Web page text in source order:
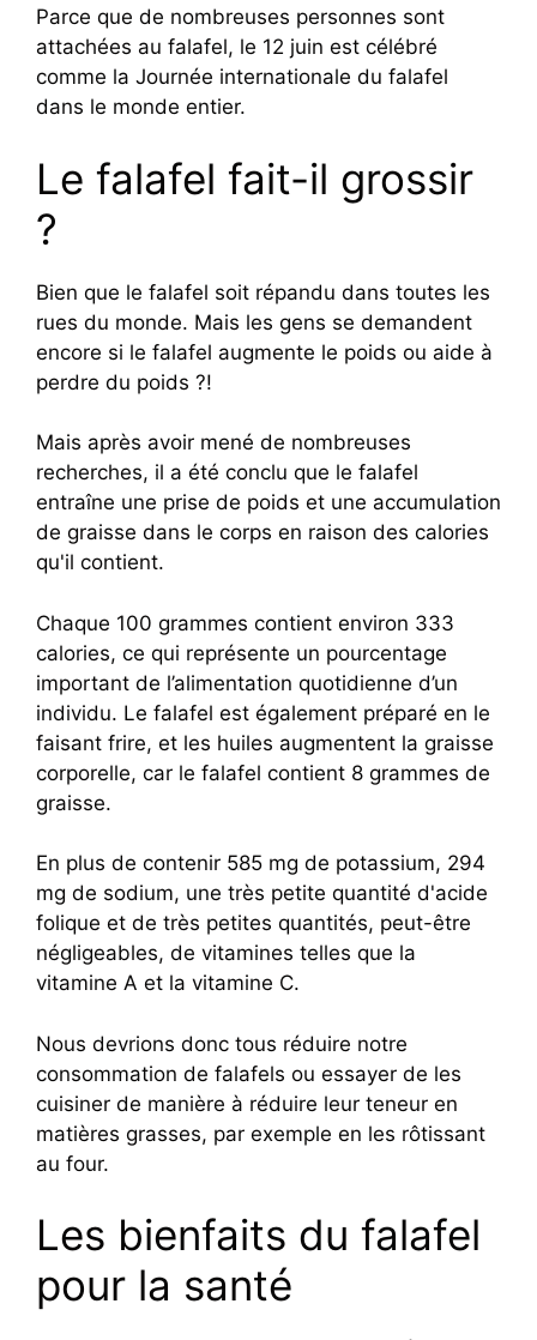
Parce que de nombreuses personnes sont
attachées au falafel, le 12 juin est célébré
comme la Journée internationale du falafel
dans le monde entier.
Le falafel fait-il grossir
?
Bien que le falafel soit répandu dans toutes les
rues du monde. Mais les gens se demandent
encore si le falafel augmente le poids ou aide à
perdre du poids ?!
Mais après avoir mené de nombreuses
recherches, il a été conclu que le falafel
entraîne une prise de poids et une accumulation
de graisse dans le corps en raison des calories
qu'il contient.
Chaque 100 grammes contient environ 333
calories, ce qui représente un pourcentage
important de l’alimentation quotidienne d’un
individu. Le falafel est également préparé en le
faisant frire, et les huiles augmentent la graisse
corporelle, car le falafel contient 8 grammes de
graisse.
En plus de contenir 585 mg de potassium, 294
mg de sodium, une très petite quantité d'acide
folique et de très petites quantités, peut-être
négligeables, de vitamines telles que la
vitamine A et la vitamine C.
Nous devrions donc tous réduire notre
consommation de falafels ou essayer de les
cuisiner de manière à réduire leur teneur en
matières grasses, par exemple en les rôtissant
au four.
Les bienfaits du falafel
pour la santé